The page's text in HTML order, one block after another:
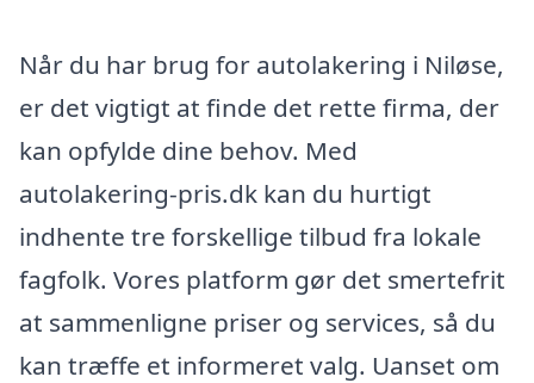
Når du har brug for autolakering i Niløse,
er det vigtigt at finde det rette firma, der
kan opfylde dine behov. Med
autolakering-pris.dk kan du hurtigt
indhente tre forskellige tilbud fra lokale
fagfolk. Vores platform gør det smertefrit
at sammenligne priser og services, så du
kan træffe et informeret valg. Uanset om